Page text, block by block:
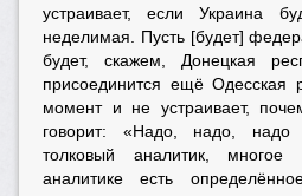
устраивает, если Украина
неделимая. Пусть [будет]
будет, скажем, Донецкая
присоединится ещё Одесская
момент и не устраивает,
говорит: «Надо, надо, надо
толковый аналитик,
аналитике есть